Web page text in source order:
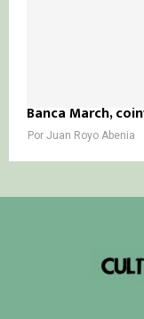
Banca March,
Por Juan Royo Abenia